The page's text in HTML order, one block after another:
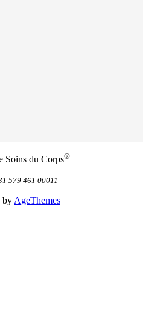
Soins du Corps®
579 461 00011
by AgeThemes